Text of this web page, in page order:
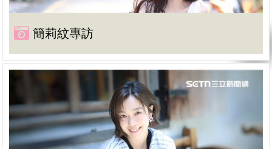
簡莉紋專訪